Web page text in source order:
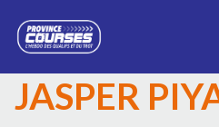
JASPER